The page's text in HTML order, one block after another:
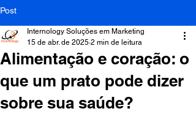
Post
Alimentação e coração: o
que um prato pode dizer
sobre sua saúde?
Internology Soluções em Marketing
15 de abr. de 2025 2 min de leitura